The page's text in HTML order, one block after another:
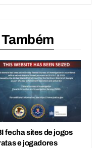
fecha sites de jogos
e jogadores